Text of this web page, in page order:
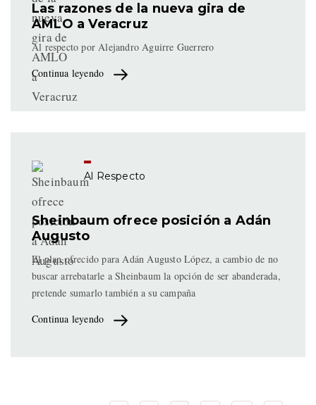
Las razones de la nueva gira de
AMLO a Veracruz
Al respecto por Alejandro Aguirre Guerrero
Continua leyendo
Al Respecto
Sheinbaum ofrece posición a Adán
Augusto
El plan ofrecido para Adán Augusto López, a cambio de no
buscar arrebatarle a Sheinbaum la opción de ser abanderada,
pretende sumarlo también a su campaña
Continua leyendo